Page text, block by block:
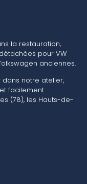
la restauration,
pour VW
anciennes.
dans notre atelier,
facilement
(78), les Hauts-de-